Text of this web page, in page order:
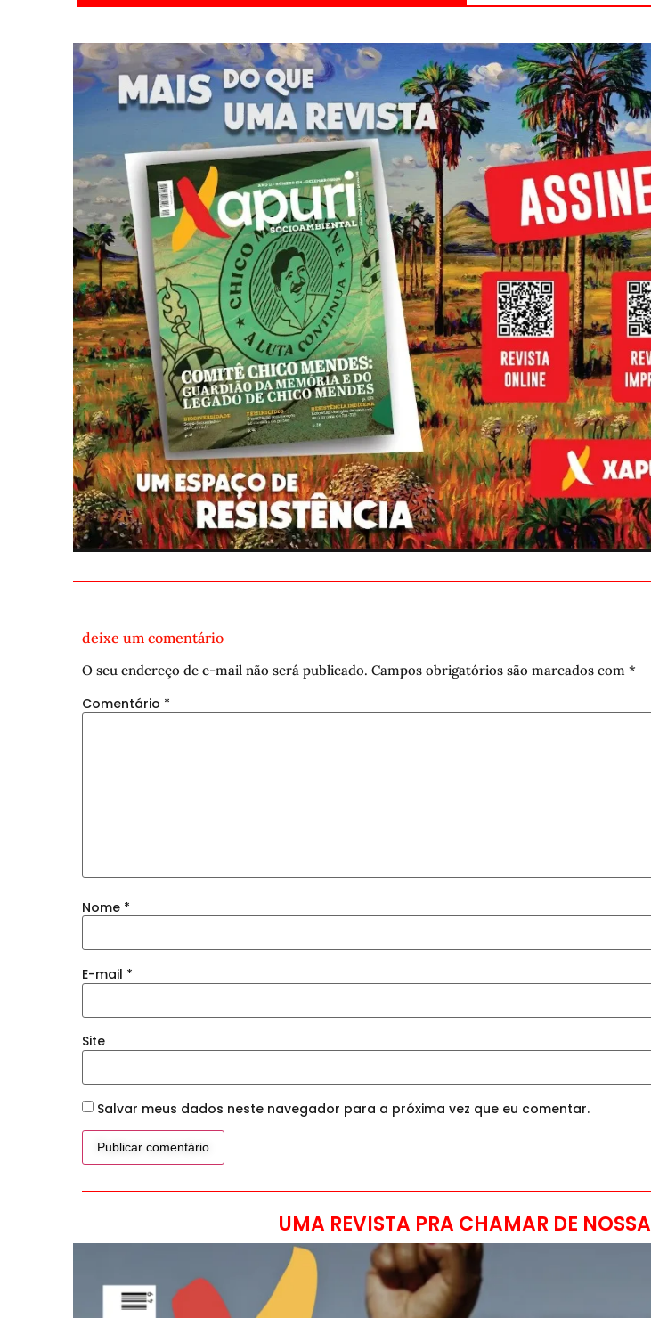
deixe um comentário
O seu endereço de e-mail não será publicado. Campos obrigatórios são marcados com *
Comentário *
Nome *
E-mail *
Site
Salvar meus dados neste navegador para a próxima vez que eu comentar.
UMA REVISTA PRA CHAMAR DE NOSSA